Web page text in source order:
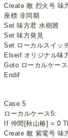
Create 敵 烈火号 味
座標 非同期
Set 味方君 水樹茜
Set 味方発見
Set ローカルスイッ
Elseif オリジナル味
Goto ローカルケー
Endif
Case 5
ローカルケース5:
If 仲間[秋山椿] = 0
Create 敵 紫電号 味